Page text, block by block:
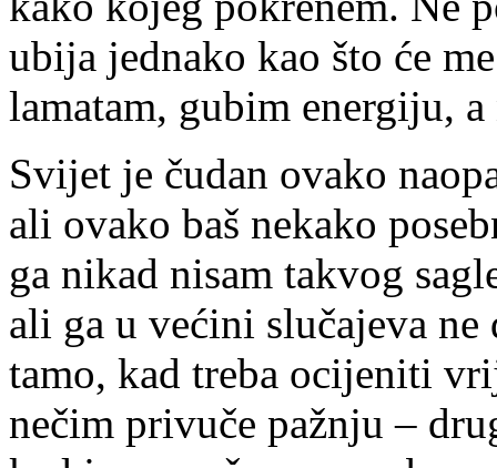
ubija jednako kao što će
lamatam, gubim energiju,
Svijet je čudan ovako
ali ovako baš nekako
ga nikad nisam takvog
ali ga u većini slučajeva
tamo, kad treba ocijeniti
nečim privuče pažnju –